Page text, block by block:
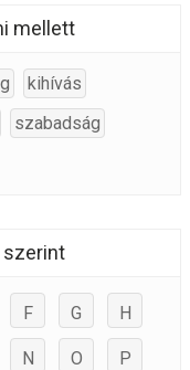
mellett
kihívás
szabadság
szerint
F G H
N O P